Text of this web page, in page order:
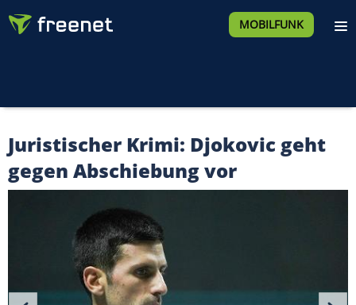
MOBILFUNK
Juristischer Krimi: Djokovic geht
gegen Abschiebung vor